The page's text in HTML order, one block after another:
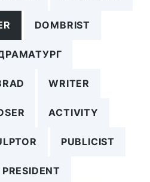
DOMBRIST
WRITER
ACTIVITY
PUBLICIST